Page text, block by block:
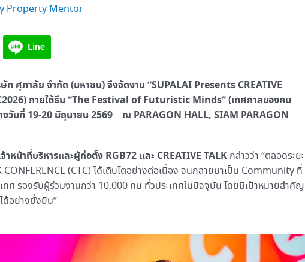
Property Mentor
Line
ท ศุภาลัย จำกัด (มหาชน) จึงจัดงาน “SUPALAI Presents CREATIVE
ภายใต้ธีม “The Festival of Futuristic Minds” (เทศกาลของคน
งวันที่ 19-20 มิถุนายน 2569 ณ PARAGON HALL, SIAM PARAGON
หน้าที่บริหารและผู้ก่อตั้ง RGB72 และ CREATIVE TALK กล่าวว่า “ตลอดระยะ
CONFERENCE (CTC) ได้เติบโตอย่างต่อเนื่อง จนกลายมาเป็น Community ที่
ศ รองรับผู้ร่วมงานกว่า 10,000 คน ทั่วประเทศในปัจจุบัน โดยมีเป้าหมายสำคัญ
ด้อย่างยั่งยืน”